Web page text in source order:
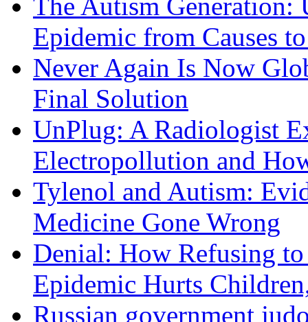
The Autism Generation:
Epidemic from Causes
Never Again Is Now
Final Solution
UnPlug: A Radiologist
Electropollution and
Tylenol and Autism:
Medicine Gone Wrong
Denial: How Refusing
Epidemic Hurts
Russian government